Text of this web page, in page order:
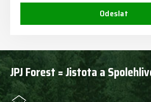
Odeslat
JPJ Forest = Jistota a